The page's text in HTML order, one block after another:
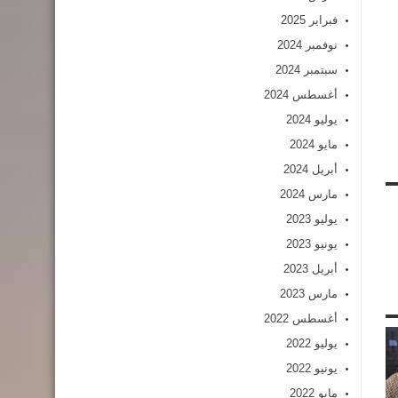
فبراير 2025
نوفمبر 2024
سبتمبر 2024
أغسطس 2024
يوليو 2024
مايو 2024
أبريل 2024
مارس 2024
يوليو 2023
يونيو 2023
أبريل 2023
مارس 2023
أغسطس 2022
يوليو 2022
يونيو 2022
مايو 2022